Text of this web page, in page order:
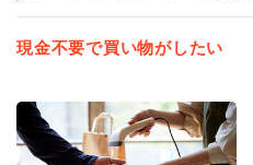
現金不要で買い物がしたい